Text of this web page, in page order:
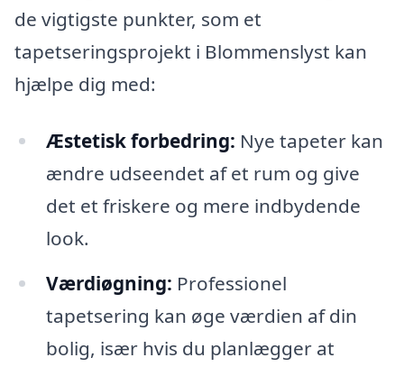
de vigtigste punkter, som et
tapetseringsprojekt i Blommenslyst kan
hjælpe dig med:
Æstetisk forbedring: Nye tapeter kan
ændre udseendet af et rum og give
det et friskere og mere indbydende
look.
Værdiøgning: Professionel
tapetsering kan øge værdien af din
bolig, især hvis du planlægger at